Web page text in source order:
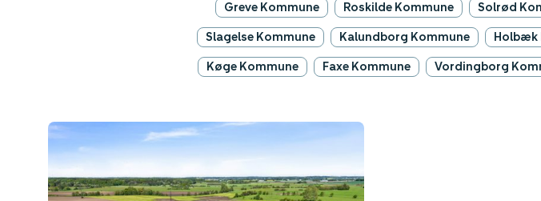
Greve Kommune Roskilde Kommune Solrød
Slagelse Kommune Kalundborg Kommune Holbæk
Køge Kommune Faxe Kommune Vordingborg
Kvægejendom:
Krogen
4190